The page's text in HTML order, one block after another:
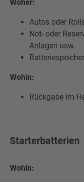
Woher:
Autos oder
Not- oder
Anlagen usw.
Wohin:
Rückgabe im
Starterbatterien
Wohin: